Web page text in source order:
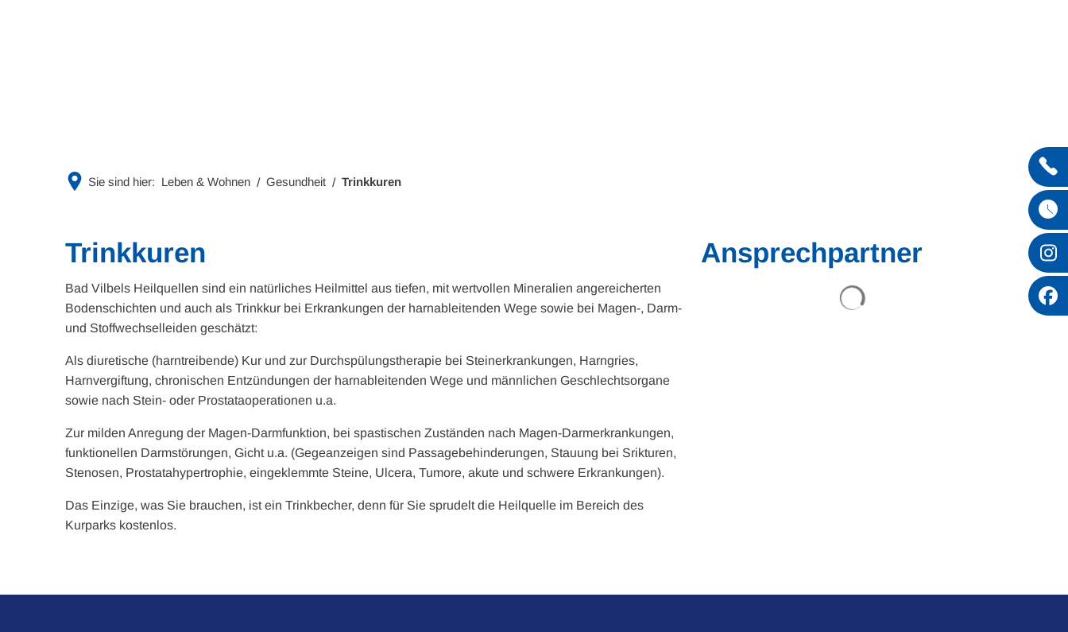
Sie sind hier: Leben & Wohnen Gesundheit Trinkkuren
Trinkkuren
Trinkkuren
Bad Vilbels Heilquellen sind ein natürliches Heilmittel aus tiefen, mit wertvollen Mineralien angereicherten
Bodenschichten und auch als Trinkkur bei Erkrankungen der harnableitenden Wege sowie bei Magen-, Darm-
und Stoffwechselleiden geschätzt:
Als diuretische (harntreibende) Kur und zur Durchspülungstherapie bei Steinerkrankungen, Harngries,
Harnvergiftung, chronischen Entzündungen der harnableitenden Wege und männlichen Geschlechtsorgane
sowie nach Stein- oder Prostataoperationen u.a.
Zur milden Anregung der Magen-Darmfunktion, bei spastischen Zuständen nach Magen-Darmerkrankungen,
funktionellen Darmstörungen, Gicht u.a. (Gegeanzeigen sind Passagebehinderungen, Stauung bei Srikturen,
Stenosen, Prostatahypertrophie, eingeklemmte Steine, Ulcera, Tumore, akute und schwere Erkrankungen).
Das Einzige, was Sie brauchen, ist ein Trinkbecher, denn für Sie sprudelt die Heilquelle im Bereich des
Kurparks kostenlos.
Ansprechpartner
Suchergebnisse werden geladen